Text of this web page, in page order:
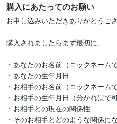
購入にあたってのお願い
お申し込みいただきありがとうご
購入されましたらまず最初に、
・あなたのお名前（ニックネームで
・あなたの生年月日
・お相手のお名前（ニックネーム
・お相手の生年月日（分かればで可
・お相手との現在の関係性
・そのお相手とどのような関係に